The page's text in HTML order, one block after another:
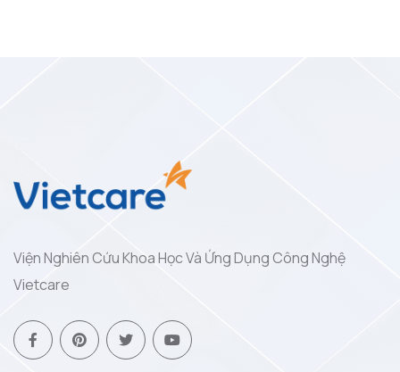
Viện Nghiên Cứu Khoa Học Và Ứng Dụng Công Nghệ
Vietcare